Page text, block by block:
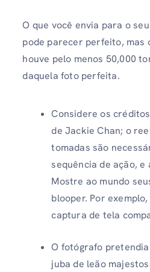
O que você envia para o
pode parecer perfeito, mas
houve pelo menos 50,000
daquela foto perfeita.
Considere os
de Jackie Chan; o
tomadas são
sequência de ação, e
Mostre ao mundo
blooper. Por
captura de tela
O fotógrafo
juba de leão